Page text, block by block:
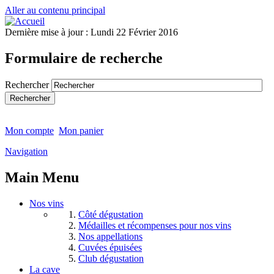
Aller au contenu principal
Dernière mise à jour : Lundi 22 Février 2016
Formulaire de recherche
Rechercher
Mon compte Mon panier
Navigation
Main Menu
Nos vins
Côté dégustation
Médailles et récompenses pour nos vins
Nos appellations
Cuvées épuisées
Club dégustation
La cave